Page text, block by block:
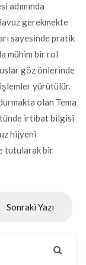
adımında
gerekmekte
sayesinde pratik
mühim bir rol
göz önlerinde
yürütülür.
olan Tema
irtibat bilgisi
hijyeni
tutularak bir
Sonraki Yazı